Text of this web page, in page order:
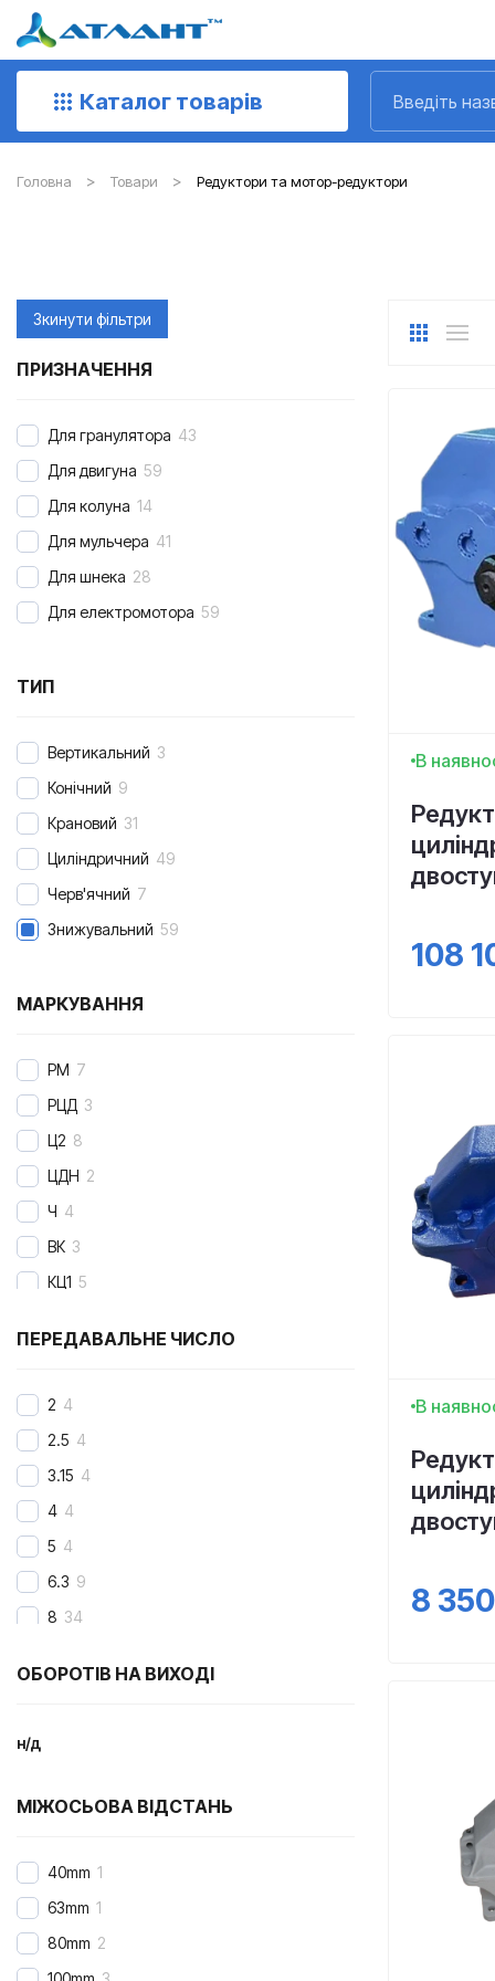
Каталог товарів
Головна Товари Редуктори та мотор-редуктори
В
108
В
8 350
Зкинути фільтри
ПРИЗНАЧЕННЯ
Для гранулятора 43
Для двигуна 59
Для колуна 14
Для мульчера 41
Для шнека 28
Для електромотора 59
ТИП
Вертикальний 3
Конічний 9
Крановий 31
Циліндричний 49
Черв'ячний 7
Знижувальний 59
МАРКУВАННЯ
РМ 7
РЦД 3
Ц2 8
ЦДН 2
Ч 4
ВК 3
КЦ1 5
1ЦУ
ПЕРЕДАВАЛЬНЕ ЧИСЛО
2 4
2.5 4
3.15 4
4 4
5 4
6.3 9
8 34
18
20
22.4
25
ОБОРОТІВ НА ВИХОДІ
н/д
МІЖОСЬОВА ВІДСТАНЬ
40mm 1
63mm 1
80mm 2